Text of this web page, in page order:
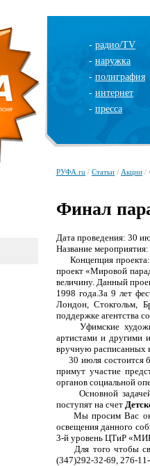
- радио/TV
- наружка
- полиграфия
- интернет
- пресса
РУФА.ru / Статьи / Акции /
Финал
Дата проведения: 30
Название
Концепция проекта:
проект «Мировой
величину. Данный
1998 года. За 9 лет
Лондон, Стокгольм,
поддержке агентства
Уфимские
артистами и другими
вручную расписанных
30 июля состоится
примут участие
органов социальной
Основной задачей
поступят на счет
Мы просим Вас
освещения данного
3-й уровень ЦТиР
Для того чтобы
(347)292-32-69, 276-